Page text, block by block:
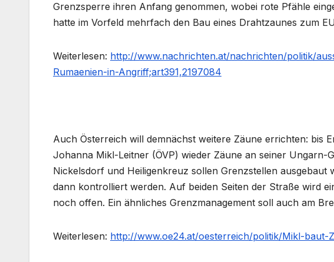
Grenzsperre ihren Anfang genommen, wobei rote Pfähle
hatte im Vorfeld mehrfach den Bau eines Drahtzaunes zum
Weiterlesen: http://www.nachrichten.at/nachrichten/politik/
Rumaenien-in-Angriff;art391,2197084
Auch Österreich will demnächst weitere Zäune errichten: bis
Johanna Mikl-Leitner (ÖVP) wieder Zäune an seiner Ungarn-
Nickelsdorf und Heiligenkreuz sollen Grenzstellen ausgebaut
dann kontrolliert werden. Auf beiden Seiten der Straße wird
noch offen. Ein ähnliches Grenzmanagement soll auch am
Weiterlesen: http://www.oe24.at/oesterreich/politik/Mikl-baut-